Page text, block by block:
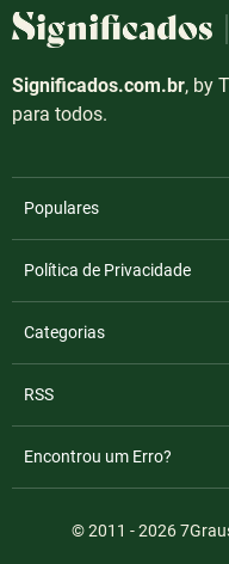
Significados.com.br, by
para todos.
Populares
Política de Privacidade
Categorias
RSS
Encontrou um Erro?
© 2011 - 2026